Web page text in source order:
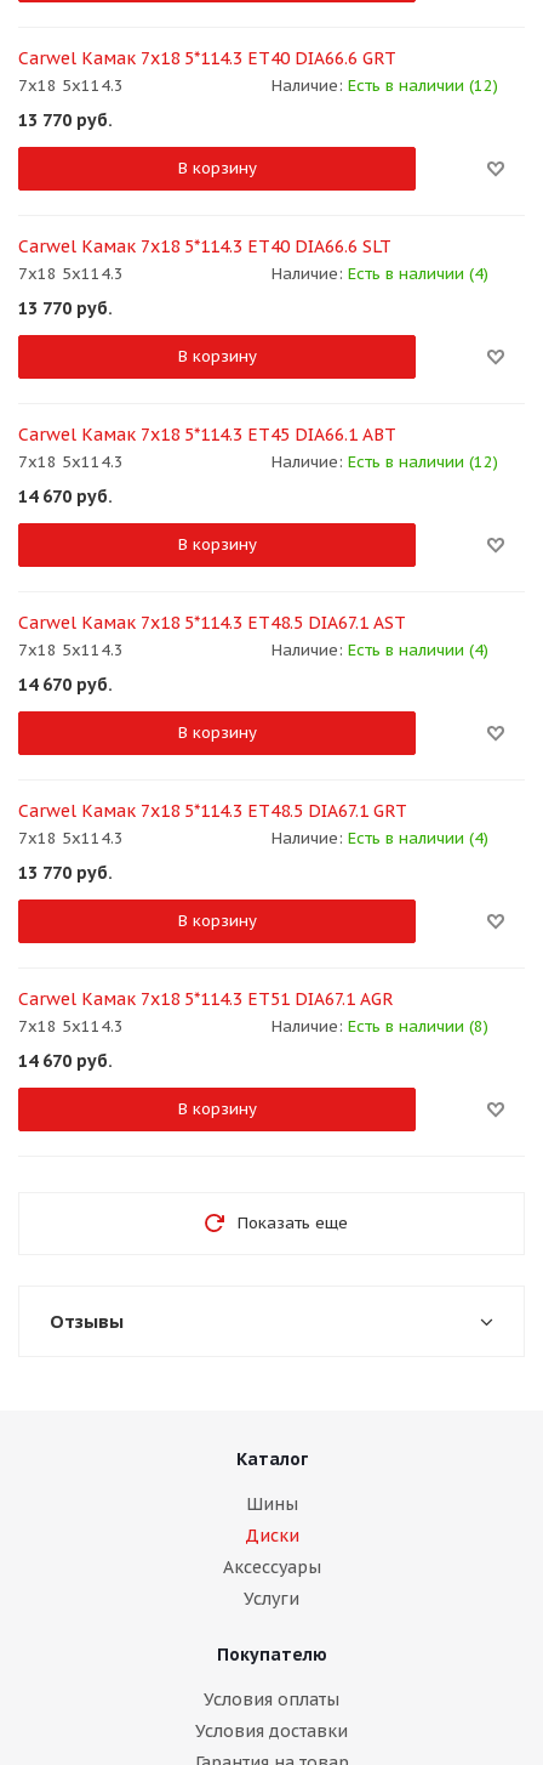
Carwel Камак 7x18 5*114.3 ET40 DIA66.6 GRT
7x18 5x114.3 Наличие: Есть в наличии (12)
13 770 руб.
В корзину
Carwel Камак 7x18 5*114.3 ET40 DIA66.6 SLT
7x18 5x114.3 Наличие: Есть в наличии (4)
13 770 руб.
В корзину
Carwel Камак 7x18 5*114.3 ET45 DIA66.1 ABT
7x18 5x114.3 Наличие: Есть в наличии (12)
14 670 руб.
В корзину
Carwel Камак 7x18 5*114.3 ET48.5 DIA67.1 AST
7x18 5x114.3 Наличие: Есть в наличии (4)
14 670 руб.
В корзину
Carwel Камак 7x18 5*114.3 ET48.5 DIA67.1 GRT
7x18 5x114.3 Наличие: Есть в наличии (4)
13 770 руб.
В корзину
Carwel Камак 7x18 5*114.3 ET51 DIA67.1 AGR
7x18 5x114.3 Наличие: Есть в наличии (8)
14 670 руб.
В корзину
Показать еще
Отзывы
Каталог
Шины
Диски
Аксессуары
Услуги
Покупателю
Условия оплаты
Условия доставки